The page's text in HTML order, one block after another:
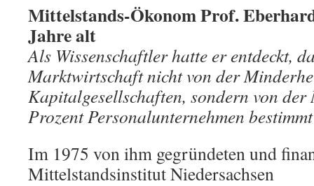
Mittelstands-Ökonom Prof.
Jahre alt
Als Wissenschaftler hatte er entdeckt,
Marktwirtschaft nicht von der
Kapitalgesellschaften, sondern von
Prozent Personalunternehmen
Im 1975 von ihm gegründeten und
Mittelstandsinstitut Niedersachsen